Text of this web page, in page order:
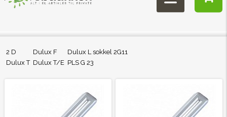
2 D Dulux F
Dulux L sokkel 2G11
Dulux T Dulux T/E PLS G 23